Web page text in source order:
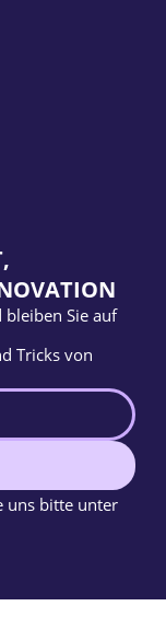
Sie auf
Tricks von
uns bitte unter